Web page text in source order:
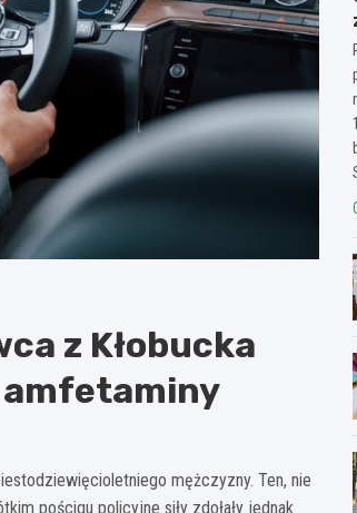
z Kłobucka
amfetaminy
mężczyzny. Ten, nie
pościgu policyjne siły zdołały jednak